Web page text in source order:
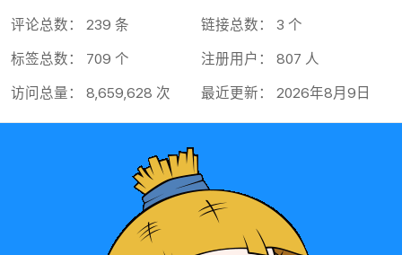
评论总数： 239 条 链接总数： 3 个
标签总数： 709 个 注册用户： 807 人
访问总量： 8,659,628 次 最近更新： 2026年8月9日